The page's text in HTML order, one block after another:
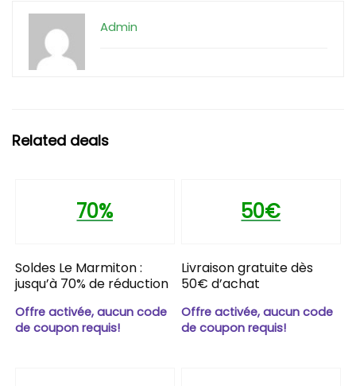
Admin
Related deals
70%
Soldes Le Marmiton :
jusqu’à 70% de réduction
Offre activée, aucun code
de coupon requis!
50€
Livraison gratuite dès
50€ d’achat
Offre activée, aucun code
de coupon requis!